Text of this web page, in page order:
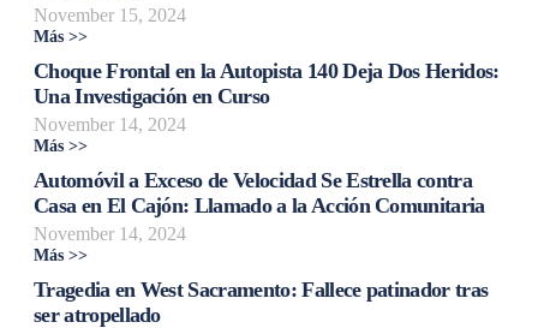
November 15, 2024
Más >>
Choque Frontal en la Autopista 140 Deja Dos Heridos:
Una Investigación en Curso
November 14, 2024
Más >>
Automóvil a Exceso de Velocidad Se Estrella contra
Casa en El Cajón: Llamado a la Acción Comunitaria
November 14, 2024
Más >>
Tragedia en West Sacramento: Fallece patinador tras
ser atropellado